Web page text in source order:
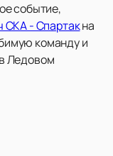
событие,
СКА - Спартакна
команду и
Ледовом